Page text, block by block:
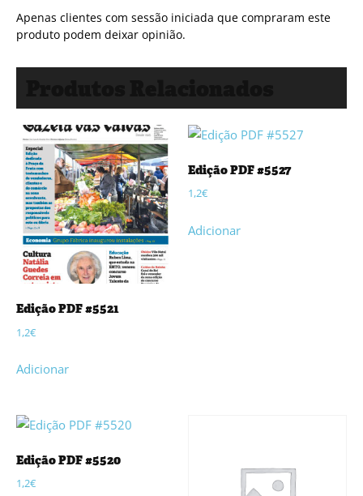
Apenas clientes com sessão iniciada que compraram este
produto podem deixar opinião.
Edição PDF #5521
1,2€
Adicionar
Edição PDF #5527
1,2€
Adicionar
Edição PDF #5520
1,2€